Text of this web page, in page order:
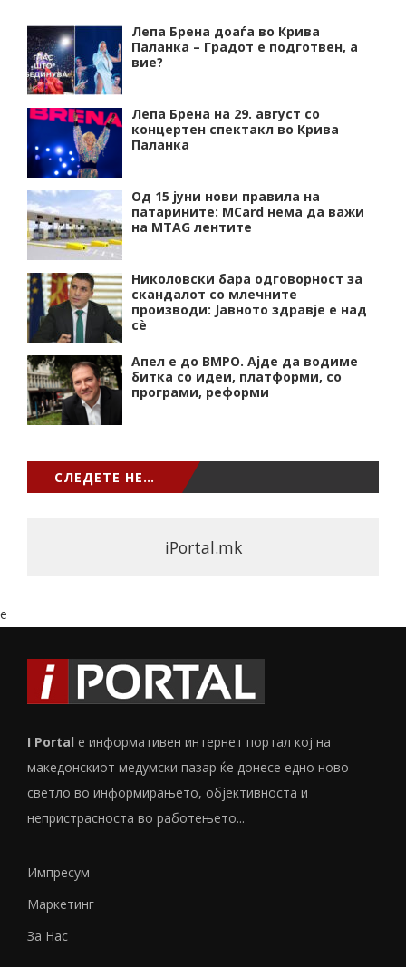
Лепа Брена доаѓа во Крива
Паланка – Градот е подготвен, а
вие?
Лепа Брена на 29. август со
концертен спектакл во Крива
Паланка
Од 15 јуни нови правила на
патарините: MCard нема да важи
на MTAG лентите
Николовски бара одговорност за
скандалот со млечните
производи: Јавното здравје е над
сѐ
Апел е до ВМРО. Ајде да водиме
битка со идеи, платформи, со
програми, реформи
СЛЕДЕТЕ НЕ…
iPortal.mk
e
I Portal е информативен интернет портал кој на
македонскиот медумски пазар ќе донесе едно ново
светло во информирањето, објективноста и
непристрасноста во работењето...
Импресум
Маркетинг
За Нас